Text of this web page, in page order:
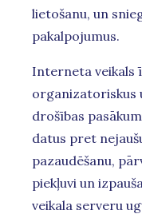
lietošanu, un
pakalpojumus.
Interneta veikals
organizatoriskus
drošības
datus pret
pazaudēšanu,
piekļuvi un
veikala serveru